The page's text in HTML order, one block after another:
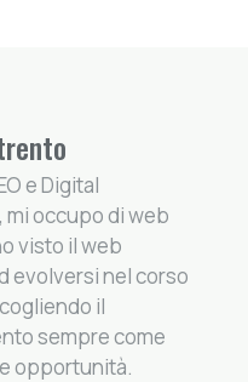
e Digital
mi occupo di web
visto il web
evolversi nel corso
il
sempre come
opportunità.